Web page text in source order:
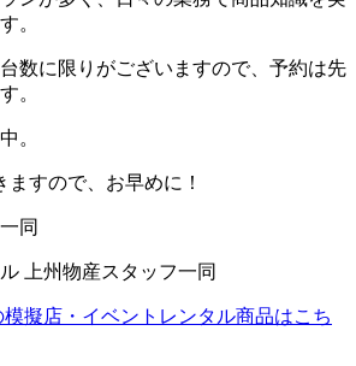
。
数に限りがございますので、予約は先
。
。
すので、お早めに！
上州物産スタッフ一同
擬店・イベントレンタル商品はこち